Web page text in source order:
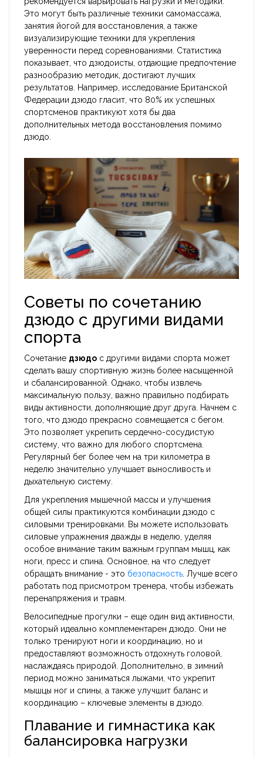
Это могут быть различные техники самомассажа,
занятия йогой для восстановления, а также
визуализирующие техники для укрепления
уверенности перед соревнованиями. Статистика
показывает, что дзюдоисты, отдающие предпочтение
разнообразию методик, достигают лучших
результатов. Например, исследование Британской
Федерации дзюдо гласит, что 80% их успешных
спортсменов практикуют хотя бы два
дополнительных метода восстановления помимо
дзюдо.
Советы по сочетанию
дзюдо с другими видами
спорта
Сочетание дзюдо с другими видами спорта может
сделать вашу спортивную жизнь более насыщенной
и сбалансированной. Однако, чтобы извлечь
максимальную пользу, важно правильно подбирать
виды активности, дополняющие друг друга. Начнем с
того, что дзюдо прекрасно совмещается с бегом.
Это позволяет укрепить сердечно-сосудистую
систему, что важно для любого спортсмена.
Регулярный бег более чем на три километра в
неделю значительно улучшает выносливость и
дыхательную систему.
Для укрепления мышечной массы и улучшения
общей силы практикуются комбинации дзюдо с
силовыми тренировками. Вы можете использовать
силовые упражнения дважды в неделю, уделяя
особое внимание таким важным группам мышц, как
ноги, пресс и спина. Основное, на что следует
обращать внимание - это безопасность . Лучше всего
работать под присмотром тренера, чтобы избежать
перенапряжения и травм.
Велосипедные прогулки – еще один вид активности,
который идеально комплементарен дзюдо. Они не
только тренируют ноги и координацию, но и
предоставляют возможность отдохнуть головой,
наслаждаясь природой. Дополнительно, в зимний
период можно заниматься лыжами, что укрепит
мышцы ног и спины, а также улучшит баланс и
координацию – ключевые элементы в дзюдо.
Плавание и гимнастика как
балансировка нагрузки